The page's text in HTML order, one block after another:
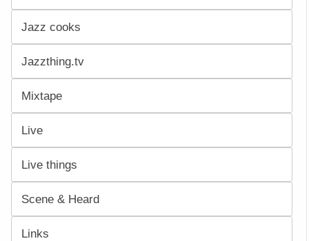
Jazz cooks
Jazzthing.tv
Mixtape
Live
Live things
Scene & Heard
Links